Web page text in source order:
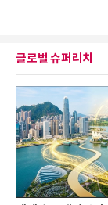
글로벌 슈퍼리치